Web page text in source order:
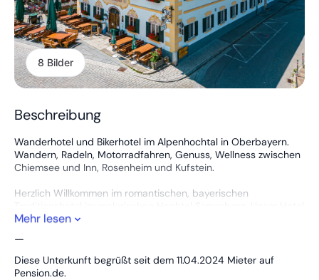
8 Bilder
Beschreibung
Wanderhotel und Bikerhotel im Alpenhochtal in Oberbayern.
Wandern, Radeln, Motorradfahren, Genuss, Wellness zwischen
Chiemsee und Inn, Rosenheim und Kufstein.
Herzlich Willkommen im romantischen, bayerischen
erreichen Sie in nur 10 Minuten von der Autobahn A8
Seit mehr als 300 Jahren befindet sich unser urig-
komfortables Hotel in Familienbesitz. Wir fühlen uns dieser
Mehr lesen
—
Diese Unterkunft begrüßt seit dem 11.04.2024 Mieter auf
Pension.de.